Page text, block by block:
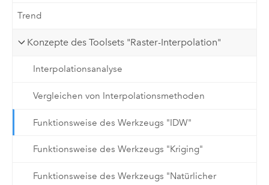
Trend
Konzepte des Toolsets "Raster-Interpolation"
Interpolationsanalyse
Vergleichen von Interpolationsmethoden
Funktionsweise des Werkzeugs "IDW"
Funktionsweise des Werkzeugs "Kriging"
Funktionsweise des Werkzeugs "Natürlicher